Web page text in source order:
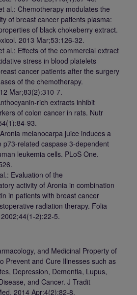
al.: Chemotherapy modulates the
of breast cancer patients plasma:
of black chokeberry extract.
2013 Mar;53:126-32.
al.: Effects of the commercial extract
stress in blood platelets
cancer patients after the surgery
of the chemotherapy.
Mar;83(2):310-7.
rich extracts inhibit
of colon cancer in rats. Nutr
93.
melanocarpa juice induces a
p73-related caspase 3-dependent
leukemia cells. PLoS One.
Evaluation of the
activity of Aronia in combination
in patients with breast cancer
radiation therapy. Folia
2):22-5.
and Medicinal Property of
Prevent and Cure Illnesses such as
Depression, Dementia, Lupus,
and Cancer. J Tradit
2014 Apr;4(2):82-8.